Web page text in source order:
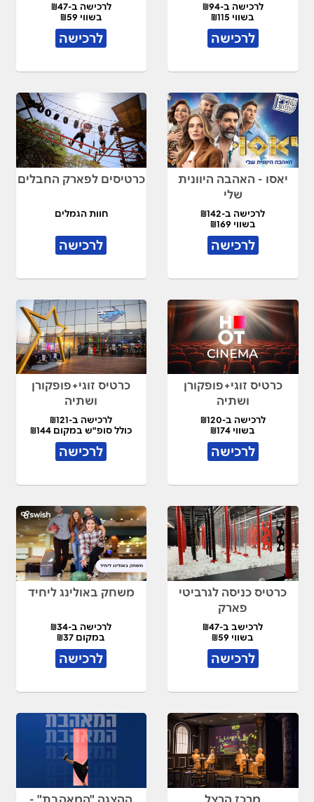
לרכישה ב-₪94
בשווי ₪115
לרכישה
לרכישה ב-₪47
בשווי ₪59
לרכישה
יאסו - האהבה היוונית
שלי
לרכישה ב-₪142
בשווי ₪169
לרכישה
כרטיסים לפארק החבלים
חוות הגמלים
לרכישה
כרטיס זוגי+פופקורן
ושתיה
לרכישה ב-₪120
בשווי ₪174
לרכישה
כרטיס זוגי+פופקורן
ושתיה
לרכישה ב-₪121
כולל סופ"ש במקום ₪144
לרכישה
כרטיס כניסה לגרביטי
פארק
לרכישב ב-₪47
בשווי ₪59
לרכישה
משחק באולינג ליחיד
לרכישה ב-₪34
במקום ₪37
לרכישה
מרכז הרצל ההצגה "המאהבת" -